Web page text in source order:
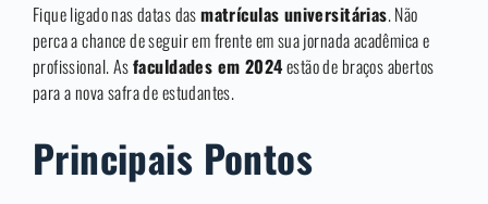
Fique ligado nas datas dasmatrículas universitárias. Não
perca a chance de seguir em frente em sua jornada acadêmica e
profissional. Asfaculdades em 2024estão de braços abertos
para a nova safra de estudantes.
Principais Pontos